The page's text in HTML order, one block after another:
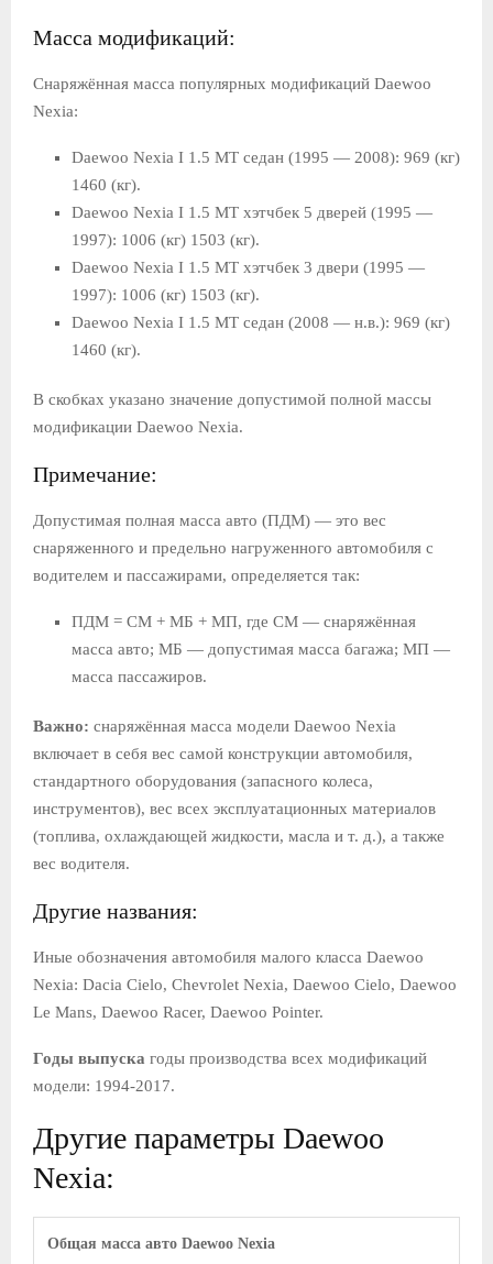
Масса модификаций:
Снаряжённая масса популярных модификаций Daewoo
Nexia:
Daewoo Nexia I 1.5 MT седан (1995 — 2008): 969 (кг)
1460 (кг).
Daewoo Nexia I 1.5 МT хэтчбек 5 дверей (1995 —
1997): 1006 (кг) 1503 (кг).
Daewoo Nexia I 1.5 MT хэтчбек 3 двери (1995 —
1997): 1006 (кг) 1503 (кг).
Daewoo Nexia I 1.5 MT седан (2008 — н.в.): 969 (кг)
1460 (кг).
В скобках указано значение допустимой полной массы
модификации Daewoo Nexia.
Примечание:
Допустимая полная масса авто (ПДМ) — это вес
снаряженного и предельно нагруженного автомобиля с
водителем и пассажирами, определяется так:
ПДМ = СМ + МБ + МП, где СМ — снаряжённая
масса авто; МБ — допустимая масса багажа; МП —
масса пассажиров.
Важно: снаряжённая масса модели Daewoo Nexia
включает в себя вес самой конструкции автомобиля,
стандартного оборудования (запасного колеса,
инструментов), вес всех эксплуатационных материалов
(топлива, охлаждающей жидкости, масла и т. д.), а также
вес водителя.
Другие названия:
Иные обозначения автомобиля малого класса Daewoo
Nexia: Dacia Cielo, Chevrolet Nexia, Daewoo Cielo, Daewoo
Le Mans, Daewoo Racer, Daewoo Pointer.
Годы выпуска годы производства всех модификаций
модели: 1994-2017.
Другие параметры Daewoo
Nexia:
Общая масса авто Daewoo Nexia